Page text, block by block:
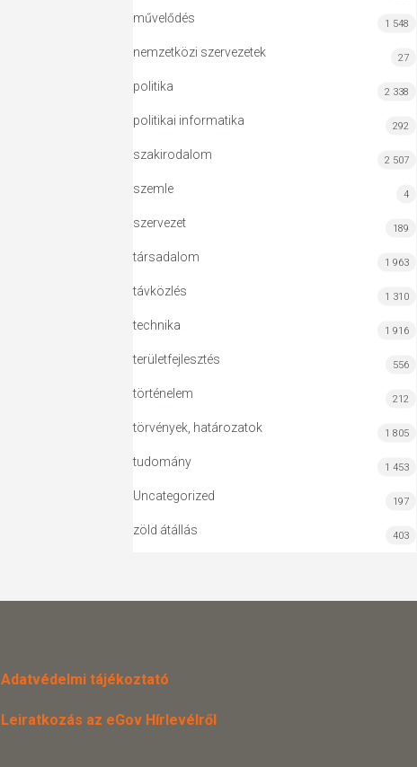
művelődés 1 548
nemzetközi szervezetek 27
politika 2 338
politikai informatika 292
szakirodalom 2 507
szemle 4
szervezet 189
társadalom 1 963
távközlés 1 310
technika 1 916
területfejlesztés 556
történelem 212
törvények, határozatok 1 805
tudomány 1 453
Uncategorized 197
zöld átállás 403
Adatvédelmi tájékoztató
Leiratkozás az eGov Hírlevélről